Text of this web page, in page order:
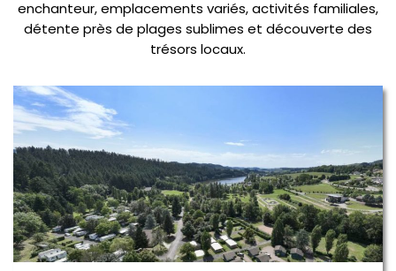
enchanteur, emplacements variés, activités familiales,
détente près de plages sublimes et découverte des
trésors locaux.